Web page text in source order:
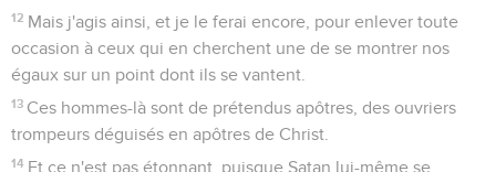
12 Mais j'agis ainsi, et je le ferai encore, pour enlever toute
occasion à ceux qui en cherchent une de se montrer nos
égaux sur un point dont ils se vantent.
13 Ces hommes-là sont de prétendus apôtres, des ouvriers
trompeurs déguisés en apôtres de Christ.
14 Et ce n'est pas étonnant, puisque Satan lui-même se